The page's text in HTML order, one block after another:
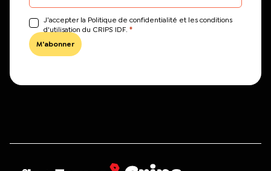
J’accepter la Politique de confidentialité et les conditions
d'utilisation du CRIPS IDF. *